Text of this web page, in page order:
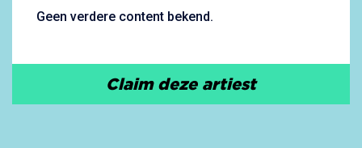
Geen verdere content bekend.
Claim deze artiest